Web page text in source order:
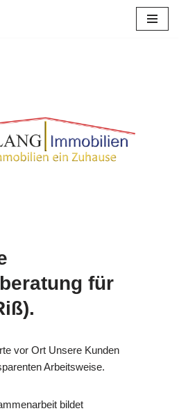
für
vor Ort Unsere Kunden
Arbeitsweise.
bildet